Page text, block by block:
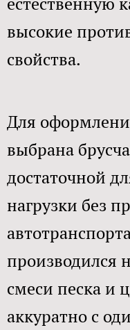
высокие
свойства.
Для
выбрана
достаточной
нагрузки без
производился
смеси песка и
аккуратно с